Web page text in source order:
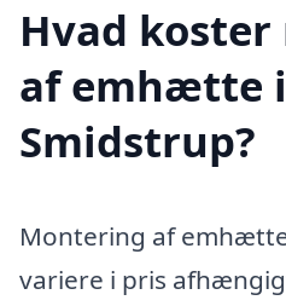
Hvad
af emhætte i
Smidstrup?
Montering af
variere i pris